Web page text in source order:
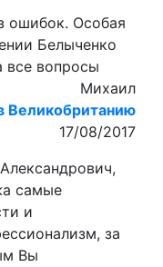
ошибок. Особая
Белыченко
все вопросы
Михаил
Великобританию
17/08/2017
самые
и
за
Вы